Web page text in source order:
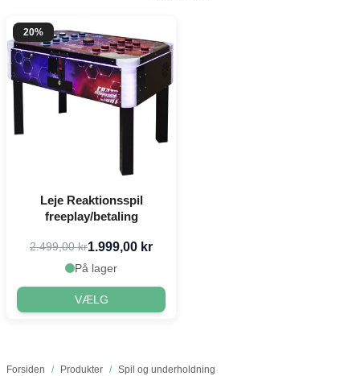
Forsiden / Produkter / Spil og underholdning
20%
Leje Reaktionsspil
freeplay/betaling
2.499,00 kr1.999,00 kr
På lager
VÆLG